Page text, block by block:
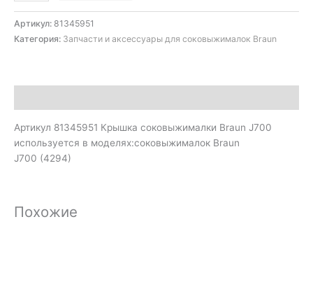
Артикул: 81345951
Категория: Запчасти и аксессуары для соковыжималок Braun
Артикул 81345951 Крышка соковыжималки Braun J700
используется в моделях:соковыжималок Braun
J700 (4294)
Похожие